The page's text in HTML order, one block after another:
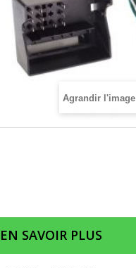
Agrandir l'image
EN SAVOIR PLUS